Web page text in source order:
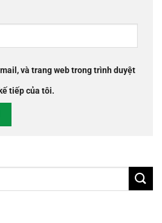
và trang web trong trình duyệt
tiếp của tôi.